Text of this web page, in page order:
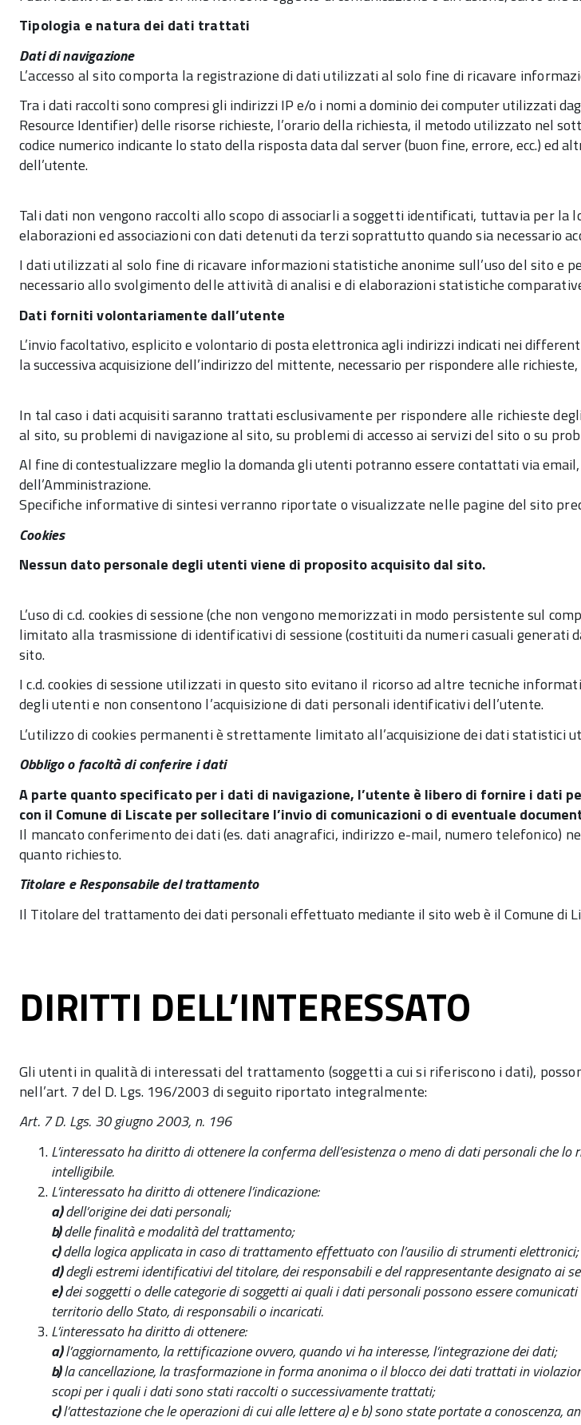
Tipologia e natura dei dati trattati
Dati di navigazione
L’accesso al sito comporta la registrazione di dati utilizzati al solo fine di ricavare
Tra i dati raccolti sono compresi gli indirizzi IP e/o i nomi a dominio dei computer utilizzati
Resource Identifier) delle risorse richieste, l’orario della richiesta, il metodo utilizzato nel
codice numerico indicante lo stato della risposta data dal server (buon fine, errore, ecc.)
dell’utente.
Tali dati non vengono raccolti allo scopo di associarli a soggetti identificati, tuttavia per
elaborazioni ed associazioni con dati detenuti da terzi soprattutto quando sia necessario
I dati utilizzati al solo fine di ricavare informazioni statistiche anonime sull’uso del sito
necessario allo svolgimento delle attività di analisi e di elaborazioni statistiche
Dati forniti volontariamente dall’utente
L’invio facoltativo, esplicito e volontario di posta elettronica agli indirizzi indicati nei
la successiva acquisizione dell’indirizzo del mittente, necessario per rispondere alle
In tal caso i dati acquisiti saranno trattati esclusivamente per rispondere alle richieste
al sito, su problemi di navigazione al sito, su problemi di accesso ai servizi del sito o su
Al fine di contestualizzare meglio la domanda gli utenti potranno essere contattati via
dell’Amministrazione.
Specifiche informative di sintesi verranno riportate o visualizzate nelle pagine del sito
Cookies
Nessun dato personale degli utenti viene di proposito acquisito dal sito.
L’uso di c.d. cookies di sessione (che non vengono memorizzati in modo persistente sul
limitato alla trasmissione di identificativi di sessione (costituiti da numeri casuali generati
sito.
I c.d. cookies di sessione utilizzati in questo sito evitano il ricorso ad altre tecniche
degli utenti e non consentono l’acquisizione di dati personali identificativi dell’utente.
L’utilizzo di cookies permanenti è strettamente limitato all’acquisizione dei dati statistici
Obbligo o facoltà di conferire i dati
A parte quanto specificato per i dati di navigazione, l’utente è libero di fornire i dati
con il Comune di Liscate per sollecitare l’invio di comunicazioni o di eventuale
Il mancato conferimento dei dati (es. dati anagrafici, indirizzo e-mail, numero telefonico)
quanto richiesto.
Titolare e Responsabile del trattamento
Il Titolare del trattamento dei dati personali effettuato mediante il sito web è il Comune di
DIRITTI DELL’INTERESSATO
Gli utenti in qualità di interessati del trattamento (soggetti a cui si riferiscono i dati),
nell’art. 7 del D. Lgs. 196/2003 di seguito riportato integralmente:
Art. 7 D. Lgs. 30 giugno 2003, n. 196
L’interessato ha diritto di ottenere la conferma dell’esistenza o meno di dati personali che
intelligibile.
L’interessato ha diritto di ottenere l’indicazione:
a)dell’origine dei dati personali;
b)delle finalità e modalità del trattamento;
c)della logica applicata in caso di trattamento effettuato con l’ausilio di strumenti elettronici;
d)degli estremi identificativi del titolare, dei responsabili e del rappresentante designato ai
e)dei soggetti o delle categorie di soggetti ai quali i dati personali possono essere
territorio dello Stato, di responsabili o incaricati.
L’interessato ha diritto di ottenere:
a)l’aggiornamento, la rettificazione ovvero, quando vi ha interesse, l’integrazione dei dati;
b)la cancellazione, la trasformazione in forma anonima o il blocco dei dati trattati in
scopi per i quali i dati sono stati raccolti o successivamente trattati;
c)l’attestazione che le operazioni di cui alle lettere a) e b) sono state portate a